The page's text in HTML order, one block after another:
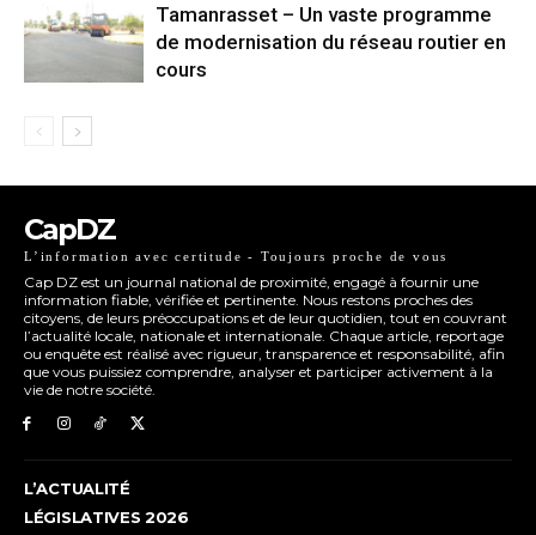
Tamanrasset – Un vaste programme
de modernisation du réseau routier en
cours
CapDZ
L’information avec certitude - Toujours proche de vous
Cap DZ est un journal national de proximité, engagé à fournir une
information fiable, vérifiée et pertinente. Nous restons proches des
citoyens, de leurs préoccupations et de leur quotidien, tout en couvrant
l’actualité locale, nationale et internationale. Chaque article, reportage
ou enquête est réalisé avec rigueur, transparence et responsabilité, afin
que vous puissiez comprendre, analyser et participer activement à la
vie de notre société.
L’ACTUALITÉ
LÉGISLATIVES 2026